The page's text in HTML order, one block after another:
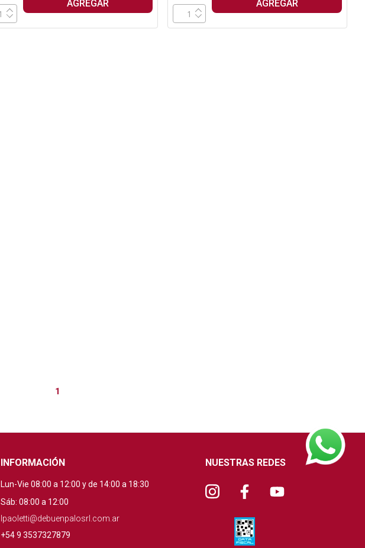
AGREGAR AGREGAR
1
INFORMACIÓN
Lun-Vie 08:00 a 12:00 y de 14:00 a 18:30
Sáb: 08:00 a 12:00
lpaoletti@debuenpalosrl.com.ar
+54 9 3537327879
NUESTRAS REDES